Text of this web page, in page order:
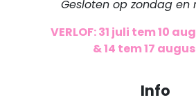
Gesloten op zondag
VERLOF: 31 juli tem 10
& 14 tem 17
Info